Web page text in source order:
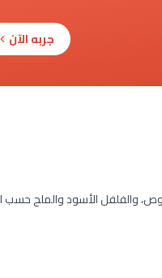
جربه الآن
والفلفل الأسود والملح حسب